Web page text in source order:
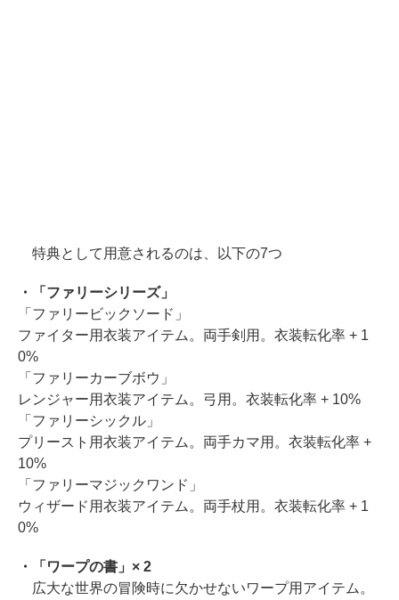
特典として用意されるのは、以下の7つ
・「ファリーシリーズ」
「ファリービックソード」
ファイター用衣装アイテム。両手剣用。衣装転化率 + 1
0%
「ファリーカーブボウ」
レンジャー用衣装アイテム。弓用。衣装転化率 + 10%
「ファリーシックル」
プリースト用衣装アイテム。両手カマ用。衣装転化率 +
10%
「ファリーマジックワンド」
ウィザード用衣装アイテム。両手杖用。衣装転化率 + 1
0%
・「ワープの書」× 2
広大な世界の冒険時に欠かせないワープ用アイテム。